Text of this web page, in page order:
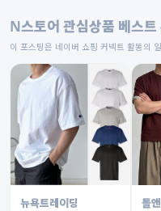
N스토어 관심상품 베스트
이 포스팅은 네이버 쇼핑 커넥트 활동의
뉴욕트레이딩 톨